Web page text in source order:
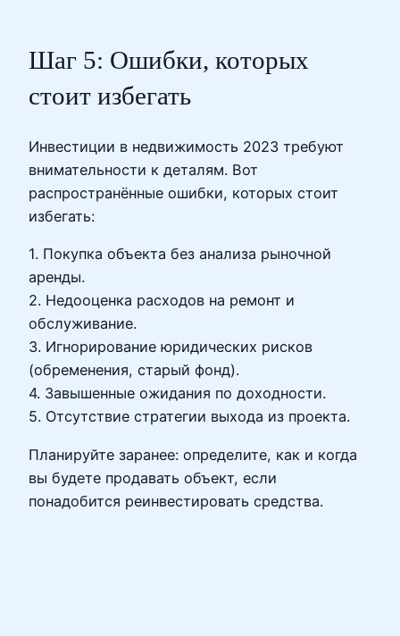
Шаг 5: Ошибки, которых
стоит избегать
Инвестиции в недвижимость 2023 требуют
внимательности к деталям. Вот
распространённые ошибки, которых стоит
избегать:
1. Покупка объекта без анализа рыночной
аренды.
2. Недооценка расходов на ремонт и
обслуживание.
3. Игнорирование юридических рисков
(обременения, старый фонд).
4. Завышенные ожидания по доходности.
5. Отсутствие стратегии выхода из проекта.
Планируйте заранее: определите, как и когда
вы будете продавать объект, если
понадобится реинвестировать средства.